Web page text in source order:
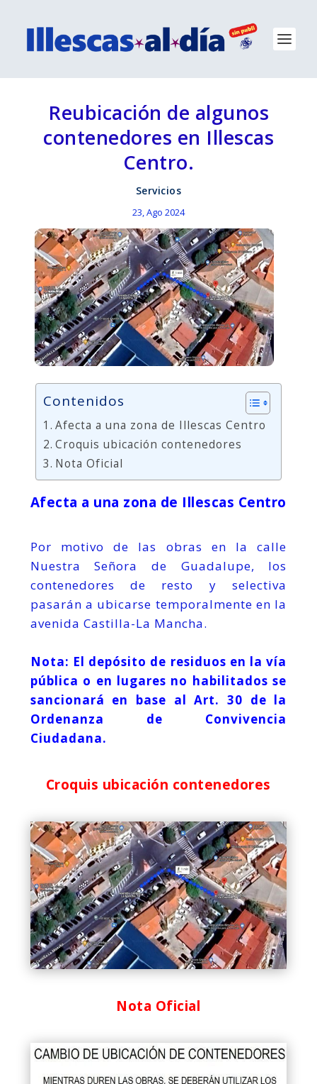
Reubicación de algunos
contenedores en Illescas
Centro.
Servicios
23, Ago 2024
Contenidos
Afecta a una zona de Illescas Centro
Croquis ubicación contenedores
Nota Oficial
Afecta a una zona de Illescas Centro
Por motivo de las obras en la calle
Nuestra Señora de Guadalupe, los
contenedores de resto y selectiva
pasarán a ubicarse temporalmente en la
avenida Castilla-La Mancha.
Nota: El depósito de residuos en la vía
pública o en lugares no habilitados se
sancionará en base al Art. 30 de la
Ordenanza de Convivencia
Ciudadana.
Croquis ubicación contenedores
Nota Oficial